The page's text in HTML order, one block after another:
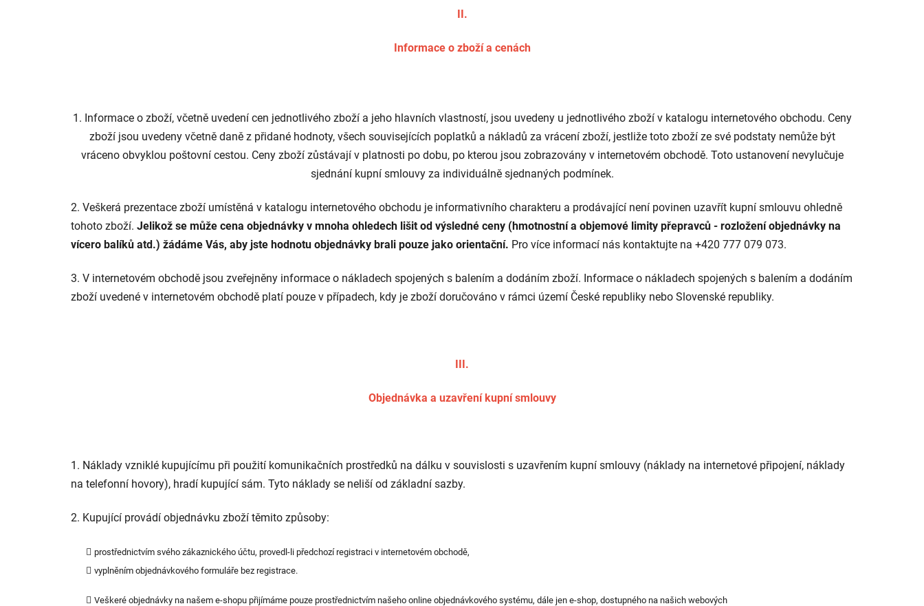
II.
Informace o zboží a cenách
1. Informace o zboží, včetně uvedení cen jednotlivého zboží a jeho hlavních vlastností, jsou uvedeny u jednotlivého zboží v katalogu internetového obchodu. Ceny
zboží jsou uvedeny včetně daně z přidané hodnoty, všech souvisejících poplatků a nákladů za vrácení zboží, jestliže toto zboží ze své podstaty nemůže být
vráceno obvyklou poštovní cestou. Ceny zboží zůstávají v platnosti po dobu, po kterou jsou zobrazovány v internetovém obchodě. Toto ustanovení nevylučuje
sjednání kupní smlouvy za individuálně sjednaných podmínek.
2. Veškerá prezentace zboží umístěná v katalogu internetového obchodu je informativního charakteru a prodávající není povinen uzavřít kupní smlouvu ohledně
tohoto zboží. Jelikož se může cena objednávky v mnoha ohledech lišit od výsledné ceny (hmotnostní a objemové limity přepravců - rozložení objednávky na
vícero balíků atd.) žádáme Vás, aby jste hodnotu objednávky brali pouze jako orientační. Pro více informací nás kontaktujte na +420 777 079 073.
3. V internetovém obchodě jsou zveřejněny informace o nákladech spojených s balením a dodáním zboží. Informace o nákladech spojených s balením a dodáním
zboží uvedené v internetovém obchodě platí pouze v případech, kdy je zboží doručováno v rámci území České republiky nebo Slovenské republiky.
III.
Objednávka a uzavření kupní smlouvy
1. Náklady vzniklé kupujícímu při použití komunikačních prostředků na dálku v souvislosti s uzavřením kupní smlouvy (náklady na internetové připojení, náklady
na telefonní hovory), hradí kupující sám. Tyto náklady se neliší od základní sazby.
2. Kupující provádí objednávku zboží těmito způsoby:
prostřednictvím svého zákaznického účtu, provedl-li předchozí registraci v internetovém obchodě,
vyplněním objednávkového formuláře bez registrace.
Veškeré objednávky na našem e-shopu přijímáme pouze prostřednictvím našeho online objednávkového systému, dále jen e-shop, dostupného na našich webových